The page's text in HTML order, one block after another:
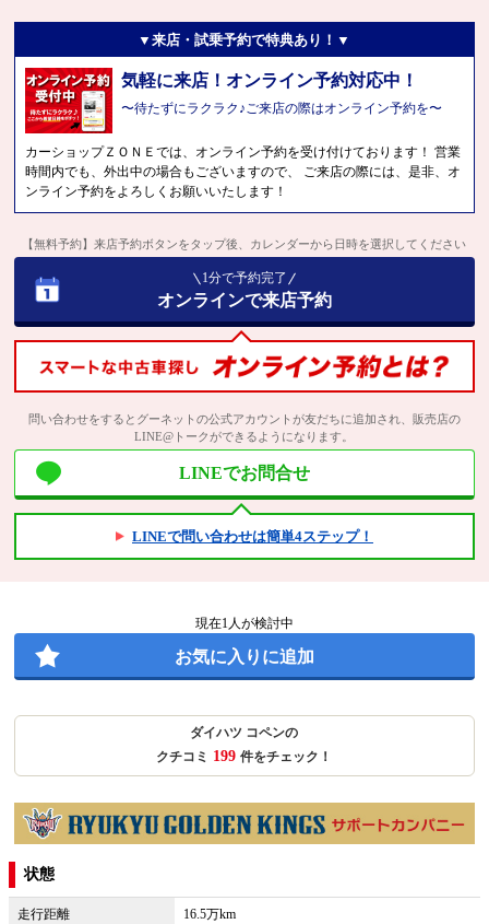
▼来店・試乗予約で特典あり！▼
気軽に来店！オンライン予約対応中！
〜待たずにラクラク♪ご来店の際はオンライン予約を〜
カーショップＺＯＮＥでは、オンライン予約を受け付けております！ 営業
時間内でも、外出中の場合もございますので、 ご来店の際には、是非、オ
ンライン予約をよろしくお願いいたします！
【無料予約】来店予約ボタンをタップ後、カレンダーから日時を選択してください
1分で予約完了
オンラインで来店予約
問い合わせをするとグーネットの公式アカウントが友だちに追加され、販売店の
LINE@トークができるようになります。
LINEでお問合せ
LINEで問い合わせは簡単4ステップ！
現在1人が検討中
お気に入りに追加
ダイハツ コペンの
クチコミ 199 件をチェック！
状態
走行距離 16.5万km